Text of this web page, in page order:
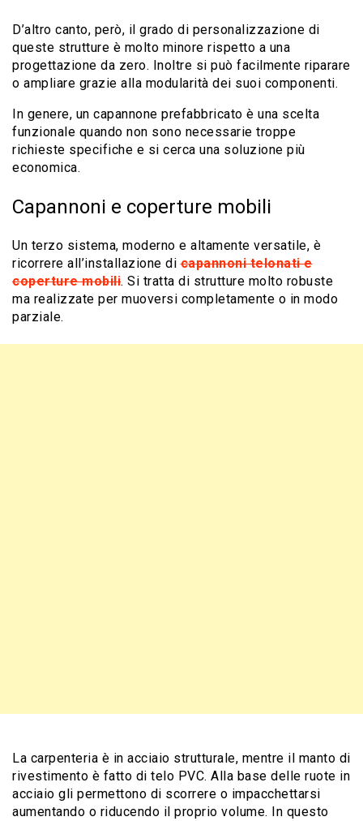
D’altro canto, però, il grado di personalizzazione di
queste strutture è molto minore rispetto a una
progettazione da zero. Inoltre si può facilmente riparare
o ampliare grazie alla modularità dei suoi componenti.
In genere, un capannone prefabbricato è una scelta
funzionale quando non sono necessarie troppe
richieste specifiche e si cerca una soluzione più
economica.
Capannoni e coperture mobili
Un terzo sistema, moderno e altamente versatile, è
ricorrere all’installazione dicapannoni telonati e
coperture mobili. Si tratta di strutture molto robuste
ma realizzate per muoversi completamente o in modo
parziale.
La carpenteria è in acciaio strutturale, mentre il manto di
rivestimento è fatto di telo PVC. Alla base delle ruote in
acciaio gli permettono di scorrere o impacchettarsi
aumentando o riducendo il proprio volume. In questo